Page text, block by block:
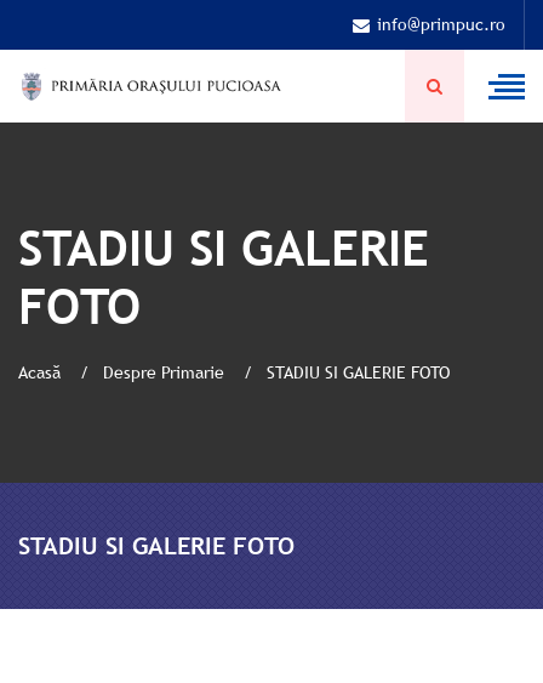
info@primpuc.ro
STADIU SI GALERIE
FOTO
Acasă Despre Primarie STADIU SI GALERIE FOTO
STADIU SI GALERIE FOTO